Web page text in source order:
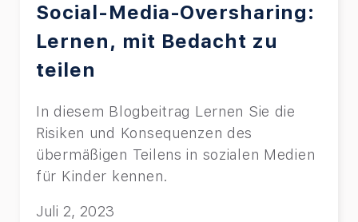
Social-Media-Oversharing:
Lernen, mit Bedacht zu
teilen
In diesem Blogbeitrag Lernen Sie die
Risiken und Konsequenzen des
übermäßigen Teilens in sozialen Medien
für Kinder kennen.
Juli 2, 2023